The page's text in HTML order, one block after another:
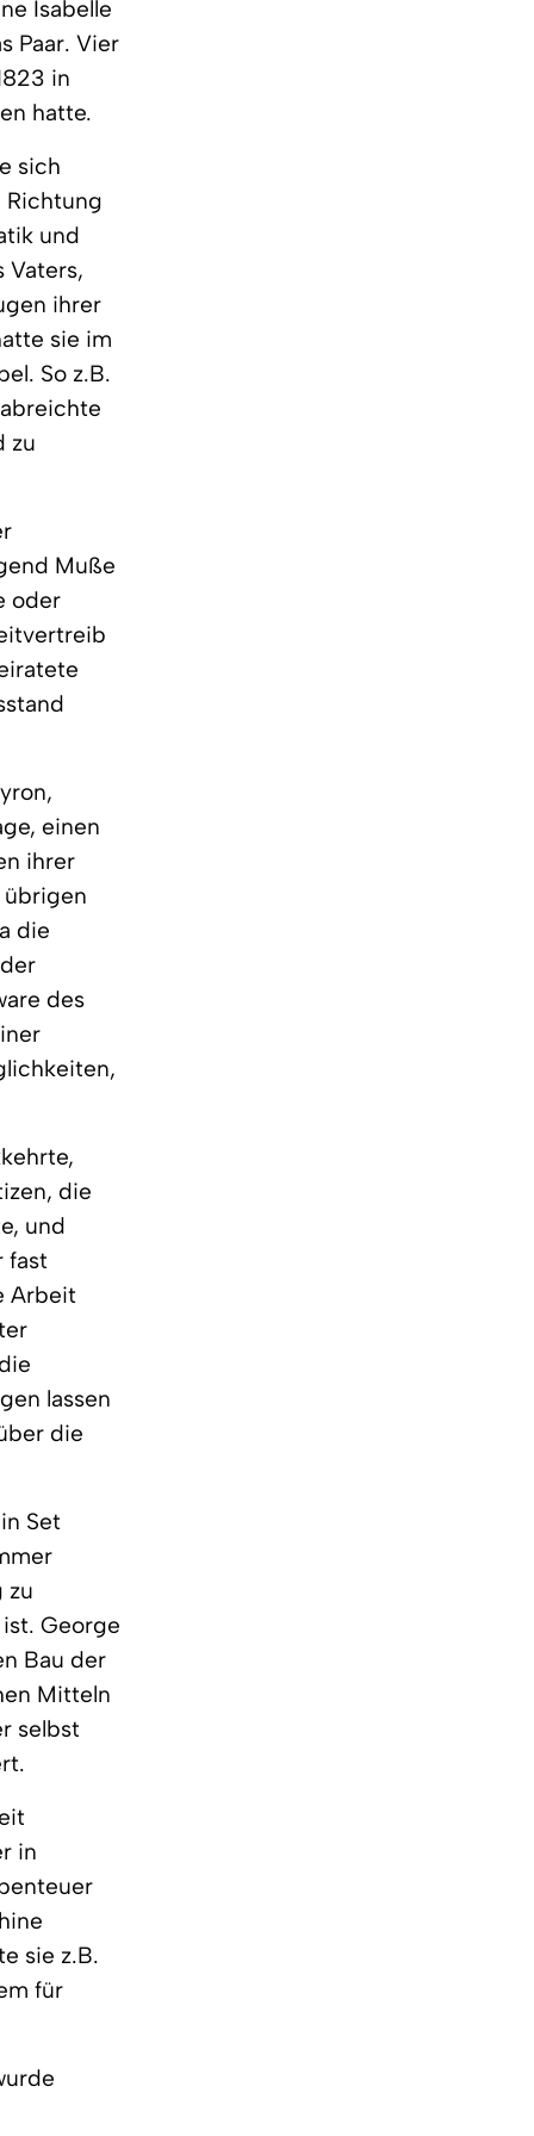
Isabelle
Paar. Vier
in
hatte.
sich
Richtung
und
Vaters,
ihrer
sie im
So z.B.
zu
Muße
oder
einen
ihrer
übrigen
die
des
die
und
fast
Arbeit
lassen
die
Set
zu
George
Bau der
Mitteln
selbst
in
sie z.B.
für